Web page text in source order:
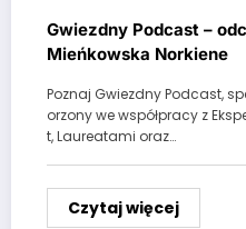
Gwiezdny Podcast –
Mieńkowska Norkiene
Poznaj Gwiezdny Podcast,
orzony we współpracy z
t, Laureatami oraz…
Czytaj więcej